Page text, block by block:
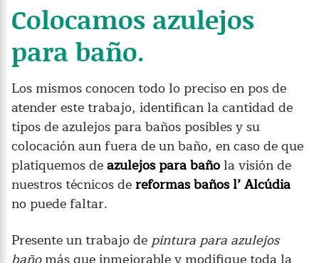
Colocamos azulejos
para baño.
Los mismos conocen todo lo preciso en pos de
atender este trabajo, identifican la cantidad de
tipos de azulejos para baños posibles y su
colocación aun fuera de un baño, en caso de que
platiquemos deazulejos para baño la visión de
nuestros técnicos dereformas baños l’ Alcúdia
no puede faltar.
Presente un trabajo de pintura para azulejos